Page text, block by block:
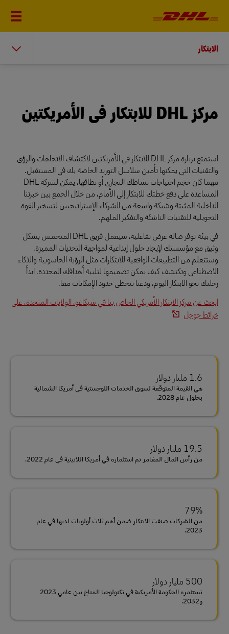
الابتكار
مركز DHL للابتكار في الأمريكتين
استمتع بزيارة مركز DHL للابتكار في الأمريكتين لاكتشاف الاتجاهات والرؤى
والتقنيات التي يمكنها تأمين سلاسل التوريد الخاصة بك في المستقبل.
مهما كان حجم احتياجات نشاطك التجاري أو نطاقها، يمكن لشركة DHL
المساعدة على دفع خطتك للابتكار إلى الأمام، من خلال الجمع بين خبرتنا
الداخلية المثبتة وشبكة واسعة من الشركاء الإستراتيجيين لتسخير القوة
التحويلية للتقنيات الناشئة والتفكير الملهم.
في بيئة توفر صالة عرض تفاعلية، سيعمل فريق DHL المتحمس بشكل
وثيق مع مؤسستك لإيجاد حلول إبداعية لمواجهة التحديات المميزة.
وستتعلم من التطبيقات الواقعية للابتكارات مثل الرؤية الحاسوبية والذكاء
الاصطناعي وتكتشف كيف يمكن تصميمها لتلبية أهدافك المحددة. ابدأ
رحلتك نحو الابتكار اليوم، ودعنا نتخطى حدود الإمكانات معًا.
ابحث عن مركز الابتكار الأمريكي الخاص بنا في شيكاغو، الولايات المتحدة، على
خرائط جوجل
1.6 مليار دولار
هي القيمة المتوقعة لسوق الخدمات اللوجستية في أمريكا الشمالية
بحلول عام 2028.
19.5 مليار دولار
من رأس المال المغامر تم استثماره في أمريكا اللاتينية في عام 2022.
79%
من الشركات صنفت الابتكار ضمن أهم ثلاث أولويات لديها في عام
2023.
500 مليار دولار
تستثمره الحكومة الأمريكية في تكنولوجيا المناخ بين عامي 2023
و2032.